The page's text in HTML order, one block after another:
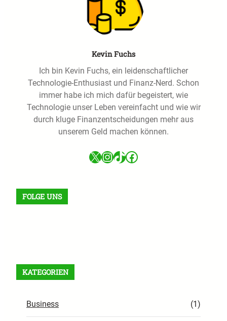
Kevin Fuchs
Ich bin Kevin Fuchs, ein leidenschaftlicher
Technologie-Enthusiast und Finanz-Nerd. Schon
immer habe ich mich dafür begeistert, wie
Technologie unser Leben vereinfacht und wie wir
durch kluge Finanzentscheidungen mehr aus
unserem Geld machen können.
X InstagramTikTok Facebook
FOLGE UNS
KATEGORIEN
Business (1)